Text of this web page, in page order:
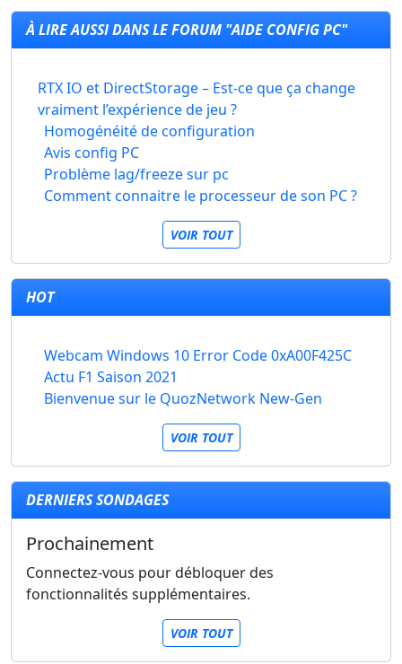
À LIRE AUSSI DANS LE FORUM "AIDE CONFIG PC"
RTX IO et DirectStorage – Est-ce que ça change
vraiment l’expérience de jeu ?
Homogénéité de configuration
Avis config PC
Problème lag/freeze sur pc
Comment connaitre le processeur de son PC ?
VOIR TOUT
HOT
Webcam Windows 10 Error Code 0xA00F425C
Actu F1 Saison 2021
Bienvenue sur le QuozNetwork New-Gen
VOIR TOUT
DERNIERS SONDAGES
Prochainement
Connectez-vous pour débloquer des
fonctionnalités supplémentaires.
VOIR TOUT